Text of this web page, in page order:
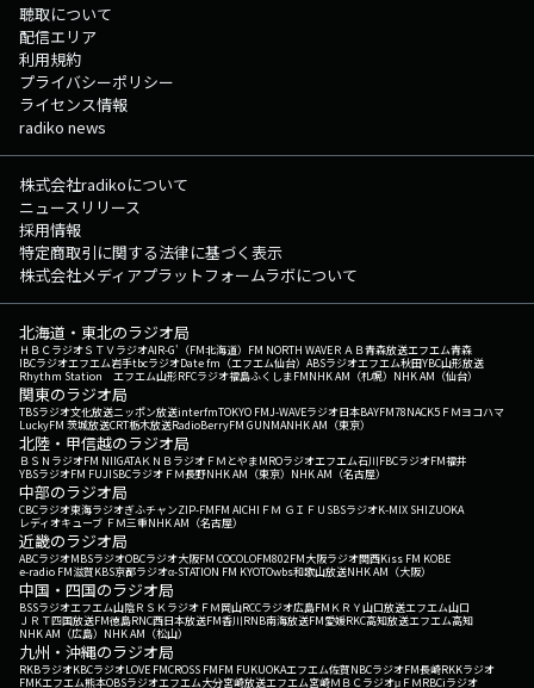
聴取について
配信エリア
利用規約
プライバシーポリシー
ライセンス情報
radiko news
株式会社radikoについて
ニュースリリース
採用情報
特定商取引に関する法律に基づく表示
株式会社メディアプラットフォームラボについて
北海道・東北のラジオ局
ＨＢＣラジオＳＴＶラジオAIR-G'（FM北海道） FM NORTH WAVEＲＡＢ青森放送エフエム青森
IBCラジオエフエム岩手tbcラジオDate fm（エフエム仙台） ABSラジオエフエム秋田YBC山形放送
Rhythm Station エフエム山形RFCラジオ福島ふくしまFMNHK AM（札幌） NHK AM（仙台）
関東のラジオ局
TBSラジオ文化放送ニッポン放送interfmTOKYO FMJ-WAVEラジオ日本BAYFM78NACK5 ＦＭヨコハマ
LuckyFM 茨城放送CRT栃木放送RadioBerryFM GUNMANHK AM（東京）
北陸・甲信越のラジオ局
ＢＳＮラジオFM NIIGATAＫＮＢラジオ ＦＭとやまMROラジオエフエム石川FBCラジオFM福井
YBSラジオFM FUJISBCラジオ ＦＭ長野NHK AM（東京） NHK AM（名古屋）
中部のラジオ局
CBCラジオ東海ラジオぎふチャンZIP-FMFM AICHI ＦＭ ＧＩＦＵ SBSラジオK-MIX SHIZUOKA
レディオキューブ ＦＭ三重NHK AM（名古屋）
近畿のラジオ局
ABCラジオMBSラジオOBCラジオ大阪FM COCOLOFM802FM大阪ラジオ関西Kiss FM KOBE
e-radio FM滋賀KBS京都ラジオα-STATION FM KYOTOwbs和歌山放送NHK AM（大阪）
中国・四国のラジオ局
BSSラジオエフエム山陰ＲＳＫラジオ ＦＭ岡山RCCラジオ広島FM ＫＲＹ山口放送エフエム山口
ＪＲＴ四国放送FM徳島RNC西日本放送FM香川RNB南海放送FM愛媛RKC高知放送エフエム高知
NHK AM（広島） NHK AM（松山）
九州・沖縄のラジオ局
RKBラジオKBCラジオLOVE FMCROSS FMFM FUKUOKAエフエム佐賀NBCラジオFM長崎RKKラジオ
FMKエフエム熊本OBSラジオエフエム大分宮崎放送エフエム宮崎ＭＢＣラジオμＦＭRBCiラジオ